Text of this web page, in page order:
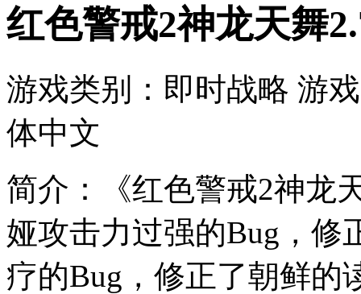
红色警戒2神龙天舞
游戏类别：即时战略 游
体中文
简介：《红色警戒2神龙
娅攻击力过强的Bug，修
疗的Bug，修正了朝鲜的